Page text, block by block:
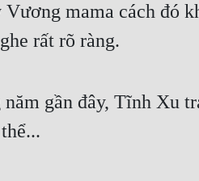
Vương mama cách đó
rất rõ ràng.
năm gần đây, Tĩnh Xu